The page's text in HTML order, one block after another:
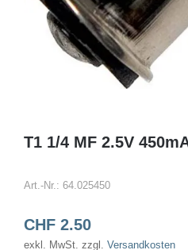
T1 1/4 MF 2.5V
Art.-Nr.: 64.025450
CHF2.50
exkl. MwSt. zzgl. Versandkosten